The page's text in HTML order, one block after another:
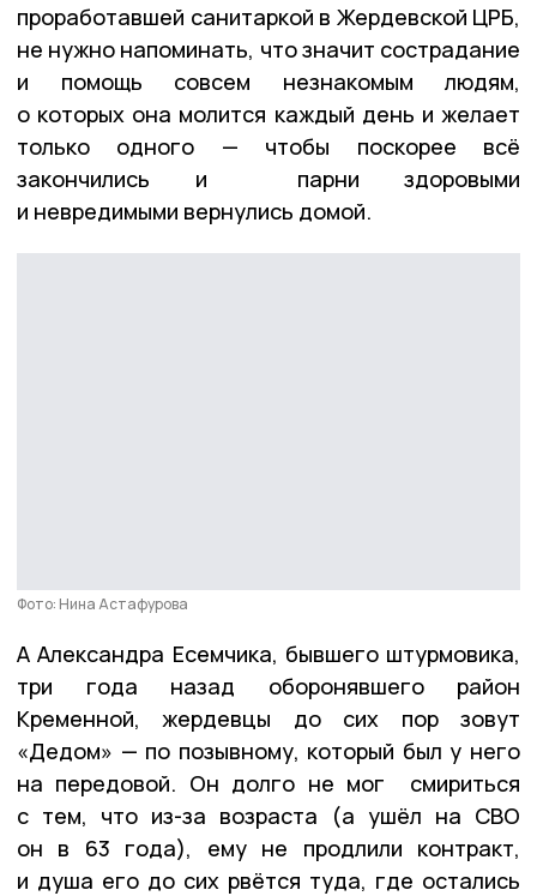
проработавшей санитаркой в Жердевской ЦРБ,
не нужно напоминать, что значит сострадание
и помощь совсем незнакомым людям,
о которых она молится каждый день и желает
только одного — чтобы поскорее всё
закончились и парни здоровыми
и невредимыми вернулись домой.
Фото: Нина Астафурова
А Александра Есемчика, бывшего штурмовика,
три года назад оборонявшего район
Кременной, жердевцы до сих пор зовут
«Дедом» — по позывному, который был у него
на передовой. Он долго не мог смириться
с тем, что из-за возраста (а ушёл на СВО
он в 63 года), ему не продлили контракт,
и душа его до сих рвётся туда, где остались